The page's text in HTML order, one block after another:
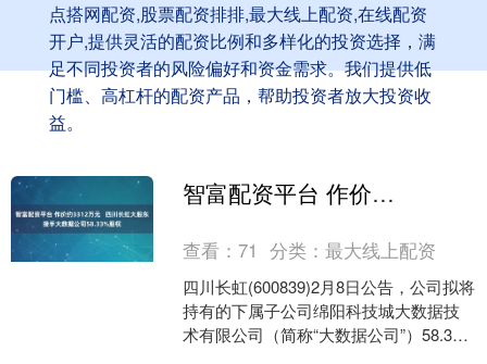
点搭网配资,股票配资排排,最大线上配资,在线配资
开户,提供灵活的配资比例和多样化的投资选择，满
足不同投资者的风险偏好和资金需求。我们提供低
门槛、高杠杆的配资产品，帮助投资者放大投资收
益。
智富配资平台 作价约3312万元 四川长虹大股东接手大数据公司58.33%股权
查看：71 分类：最大线上配资
四川长虹(600839)2月8日公告，公司拟将
持有的下属子公司绵阳科技城大数据技
术有限公司（简称“大数据公司”）58.33%